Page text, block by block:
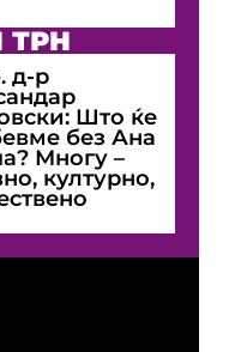
ТРН
д-р
Што ќе
без Ана
Многу –
културно,